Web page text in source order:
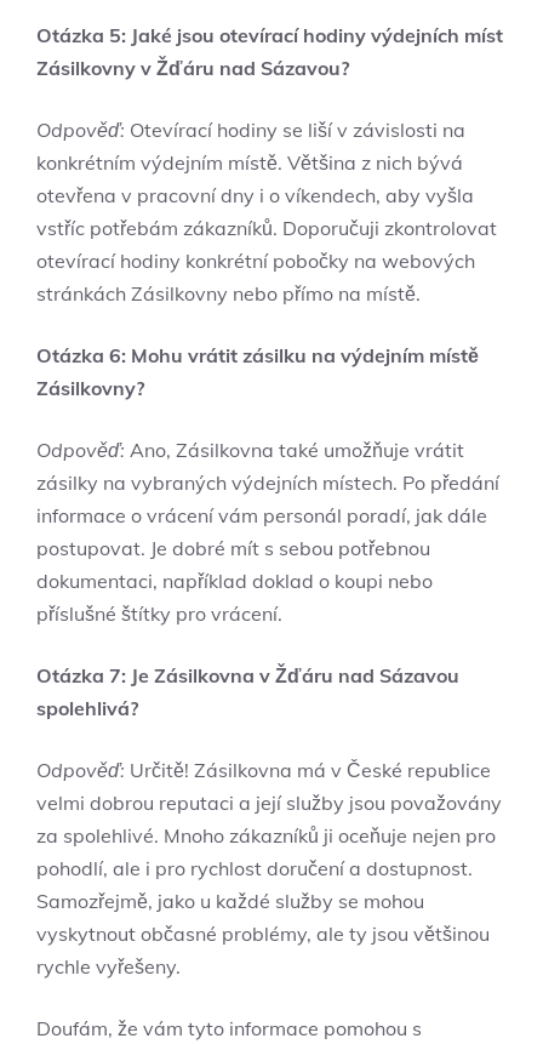
Otázka 5: Jaké jsou otevírací hodiny výdejních míst
Zásilkovny v Žďáru nad Sázavou?
Odpověď: Otevírací hodiny se liší v závislosti na
konkrétním výdejním místě. Většina z nich bývá
otevřena v pracovní dny i o víkendech, aby vyšla
vstříc potřebám zákazníků. Doporučuji zkontrolovat
otevírací hodiny konkrétní pobočky na webových
stránkách Zásilkovny nebo přímo na místě.
Otázka 6: Mohu vrátit zásilku na výdejním místě
Zásilkovny?
Odpověď: Ano, Zásilkovna také umožňuje vrátit
zásilky na vybraných výdejních místech. Po předání
informace o vrácení vám personál poradí, jak dále
postupovat. Je dobré mít s sebou potřebnou
dokumentaci, například doklad o koupi nebo
příslušné štítky pro vrácení.
Otázka 7: Je Zásilkovna v Žďáru nad Sázavou
spolehlivá?
Odpověď: Určitě! Zásilkovna má v České republice
velmi dobrou reputaci a její služby jsou považovány
za spolehlivé. Mnoho zákazníků ji oceňuje nejen pro
pohodlí, ale i pro rychlost doručení a dostupnost.
Samozřejmě, jako u každé služby se mohou
vyskytnout občasné problémy, ale ty jsou většinou
rychle vyřešeny.
Doufám, že vám tyto informace pomohou s